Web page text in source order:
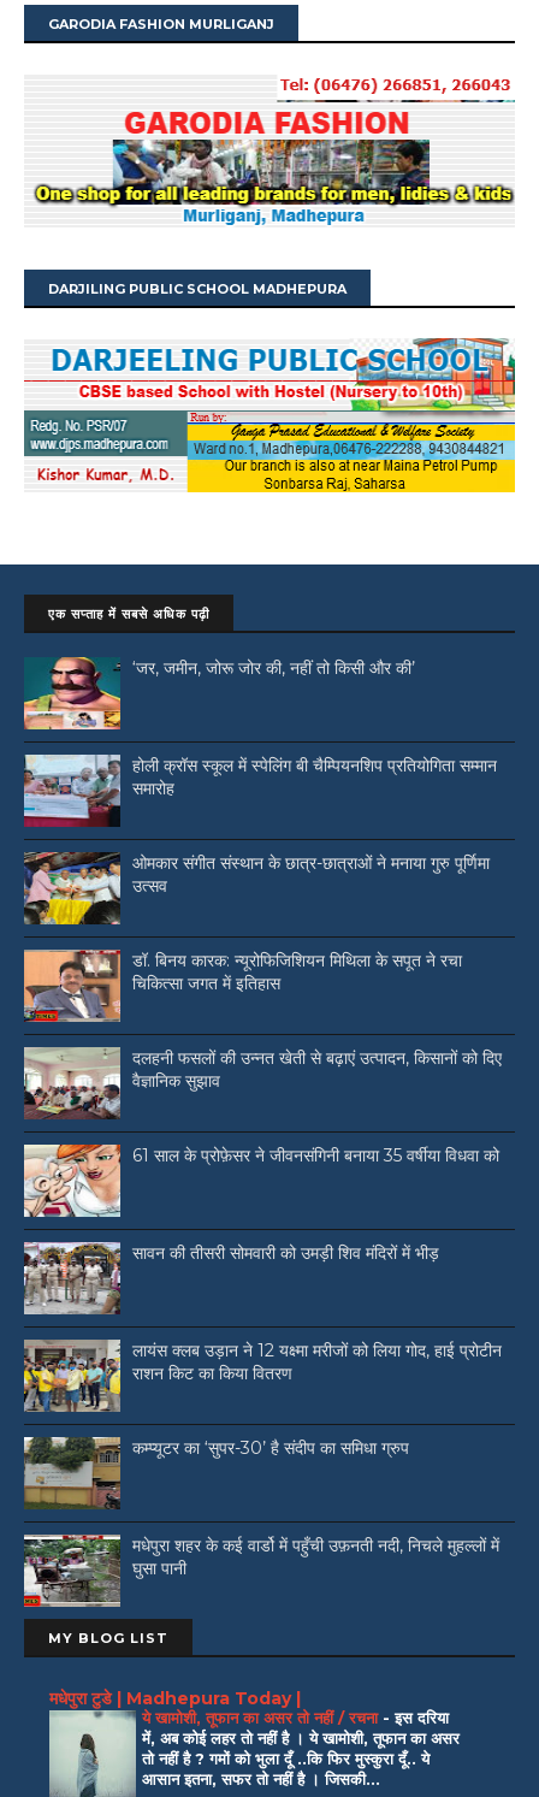
GARODIA FASHION MURLIGANJ
DARJILING PUBLIC SCHOOL MADHEPURA
एक सप्ताह में सबसे अधिक पढ़ी
‘जर, जमीन, जोरू जोर की, नहीं तो किसी और की’
होली क्रॉस स्कूल में स्पेलिंग बी चैम्पियनशिप प्रतियोगिता सम्मान
समारोह
ओमकार संगीत संस्थान के छात्र-छात्राओं ने मनाया गुरु पूर्णिमा
उत्सव
डॉ. बिनय कारक: न्यूरोफिजिशियन मिथिला के सपूत ने रचा
चिकित्सा जगत में इतिहास
दलहनी फसलों की उन्नत खेती से बढ़ाएं उत्पादन, किसानों को दिए
वैज्ञानिक सुझाव
61 साल के प्रोफ़ेसर ने जीवनसंगिनी बनाया 35 वर्षीया विधवा को
सावन की तीसरी सोमवारी को उमड़ी शिव मंदिरों में भीड़
लायंस क्लब उड़ान ने 12 यक्ष्मा मरीजों को लिया गोद, हाई प्रोटीन
राशन किट का किया वितरण
कम्प्यूटर का ‘सुपर-30’ है संदीप का समिधा ग्रुप
मधेपुरा शहर के कई वार्डो में पहुँची उफ़नती नदी, निचले मुहल्लों में
घुसा पानी
MY BLOG LIST
मधेपुरा टुडे | Madhepura Today |
ये खामोशी, तूफान का असर तो नहीं / रचना -इस दरिया
में, अब कोई लहर तो नहीं है । ये खामोशी, तूफान का असर
तो नहीं है ? गमों को भुला दूँ ..कि फिर मुस्कुरा दूँ.. ये
आसान इतना, सफर तो नहीं है । जिसकी...